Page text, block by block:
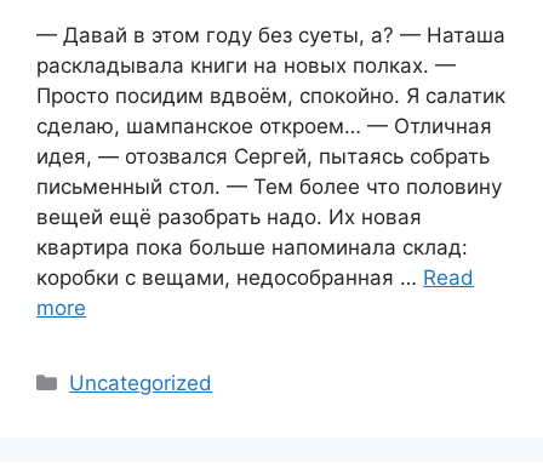
— Давай в этом году без суеты, а? — Наташа
раскладывала книги на новых полках. —
Просто посидим вдвоём, спокойно. Я салатик
сделаю, шампанское откроем… — Отличная
идея, — отозвался Сергей, пытаясь собрать
письменный стол. — Тем более что половину
вещей ещё разобрать надо. Их новая
квартира пока больше напоминала склад:
коробки с вещами, недособранная … Read
more
Categories
Uncategorized